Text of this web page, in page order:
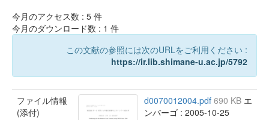
今月のアクセス数 : 5 件
今月のダウンロード数 : 1 件
この文献の参照には次のURLをご利用ください :
https://ir.lib.shimane-u.ac.jp/5792
ファイル情報
(添付)
d0070012004.pdf 690 KB エ
ンバーゴ : 2005-10-25